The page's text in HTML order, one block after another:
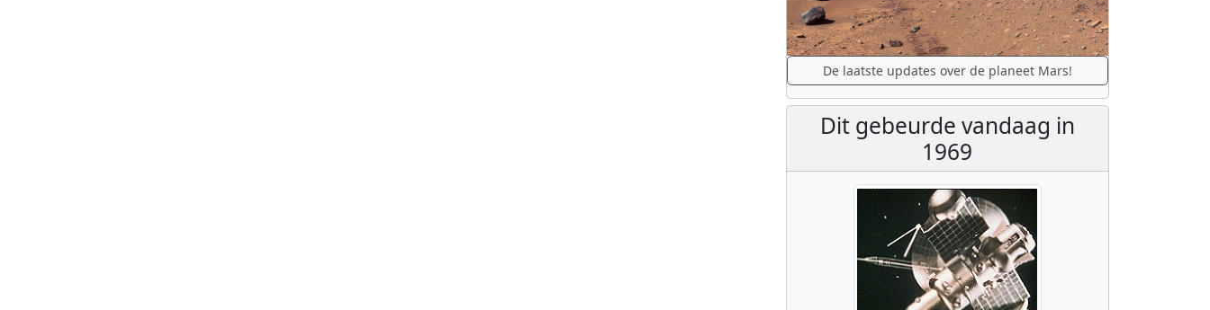
De laatste updates over de planeet Mars!
Dit gebeurde vandaag in
1969